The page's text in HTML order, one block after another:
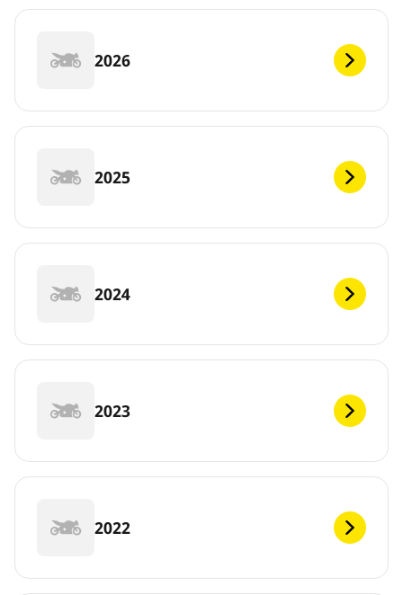
2026
2025
2024
2023
2022